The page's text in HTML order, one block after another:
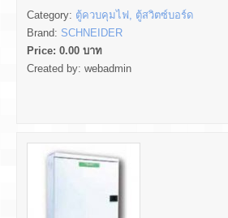
Category: ตู้ควบคุมไฟ, ตู้สวิตซ์บอร์ด
Brand: SCHNEIDER
Price: 0.00 บาท
Created by: webadmin